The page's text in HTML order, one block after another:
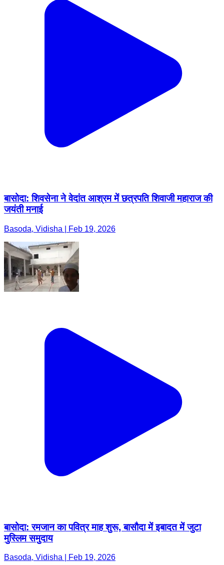
बासोदा: शिवसेना ने वेदांत आश्रम में छत्रपति शिवाजी महाराज की
जयंती मनाई
Basoda, Vidisha | Feb 19, 2026
बासोदा: रमजान का पवित्र माह शुरू, बासौदा में इबादत में जुटा
मुस्लिम समुदाय
Basoda, Vidisha | Feb 19, 2026